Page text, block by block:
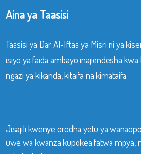
Aina ya Taasisi
Taasisi ya Dar Al-Iftaa ya Misri ni ya
isiyo ya faida ambayo inajiendesha
ngazi ya kikanda, kitaifa na kimataifa.
Jisajili kwenye orodha yetu ya
uwe wa kwanza kupokea fatwa mpya,